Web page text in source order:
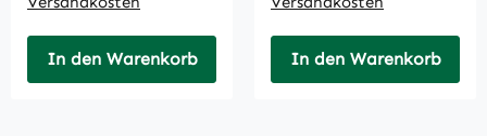
In den Warenkorb In den Warenkorb